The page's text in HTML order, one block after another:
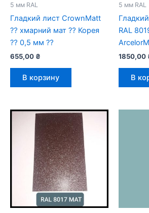
5 мм RAL
Гладкий лист CrownMatt
⁇ хмарний мат ⁇ Корея
⁇ 0,5 мм ⁇
655,00 ₴
В корзину
5 мм RAL
RAL
1850,00
В